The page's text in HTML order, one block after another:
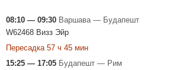
08:10 — 09:30 Варшава — Будапешт
W62468 Визз Эйр
Пересадка 57 ч 45 мин
15:25 — 17:05 Будапешт — Рим